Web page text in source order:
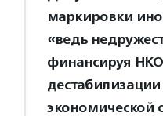
маркировки
«ведь
финансируя
экономической